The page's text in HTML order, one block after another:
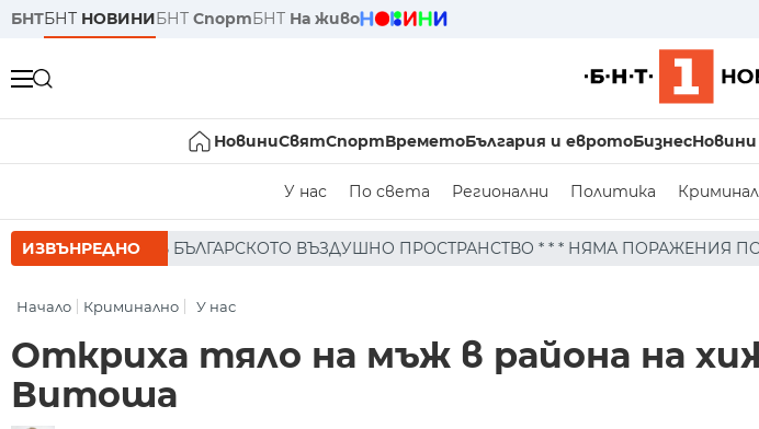
БНТБНТ НОВИНИБНТ СпортБНТ На живо
НовиниСвятСпортВреметоБългария и евротоБизнес
У нас По света Регионални Политика
ИЗВЪНРЕДНОВЪЗДУШНО ПРОСТРАНСТВО * * * НЯМА ПОРАЖЕНИЯ ПО ХОРА И ПО
Начало Криминално У нас
Откриха тяло на мъж в района на
Витоша